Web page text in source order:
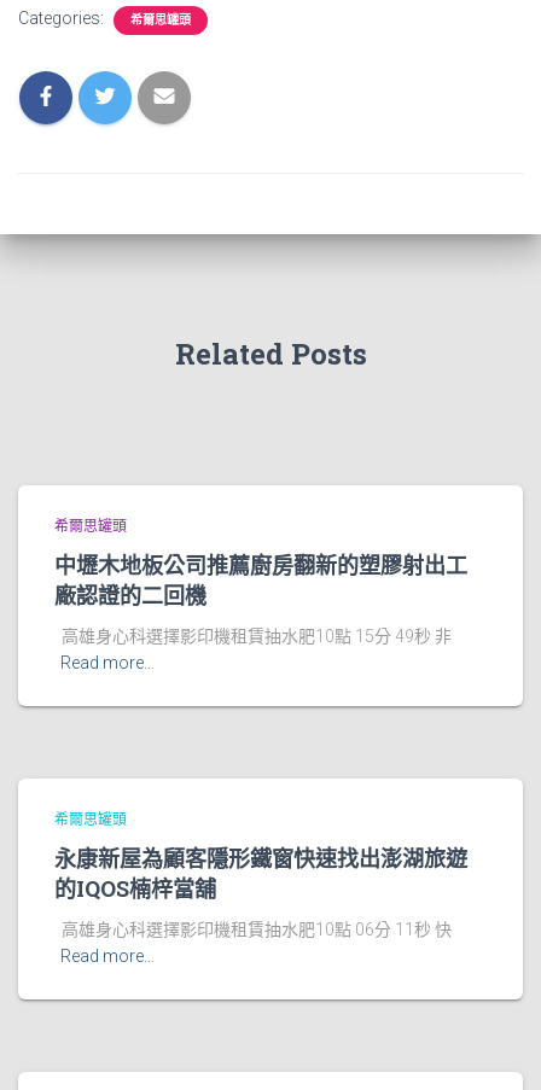
Categories: 希爾思罐頭
Related Posts
希爾思罐頭
中壢木地板公司推薦廚房翻新的塑膠射出工
廠認證的二回機
高雄身心科選擇影印機租賃抽水肥10點 15分 49秒 非
Read more…
希爾思罐頭
永康新屋為顧客隱形鐵窗快速找出澎湖旅遊
的IQOS楠梓當舖
高雄身心科選擇影印機租賃抽水肥10點 06分 11秒 快
Read more…